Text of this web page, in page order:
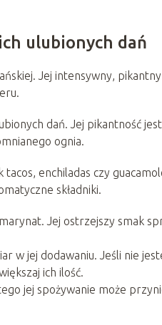
ulubionych dań
Jej intensywny, pikantny
dań. Jej pikantność jest
ognia.
enchiladas czy
składniki.
Jej ostrzejszy smak
w jej dodawaniu. Jeśli nie
ich ilość.
jej spożywanie może